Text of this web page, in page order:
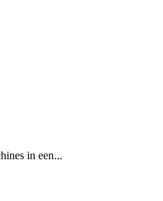
in een...